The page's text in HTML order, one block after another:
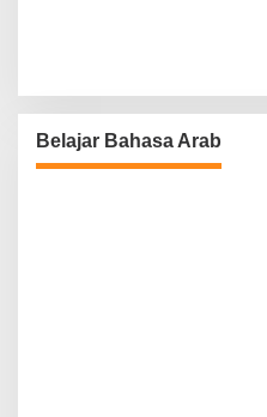
Belajar Bahasa Arab